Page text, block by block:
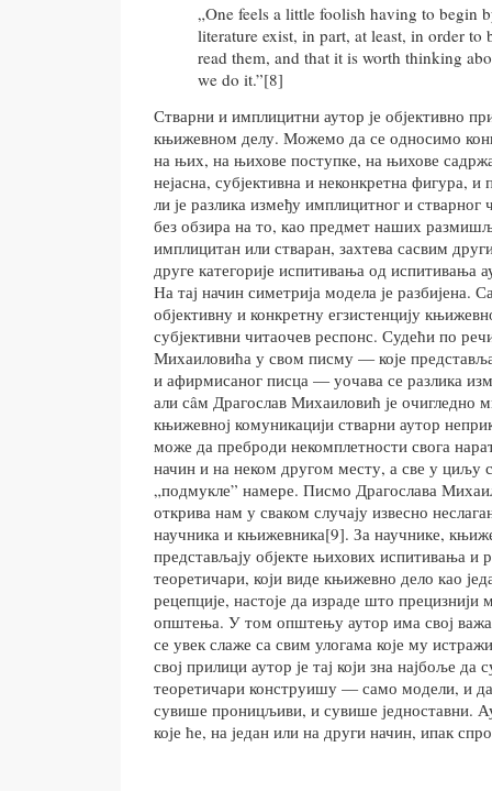
„One feels a little foolish having to begin
literature exist, in part, at least, in order to
read them, and that it is worth thinking
we do it.”[8]
Стварни и имплицитни аутор је објективно
књижевном делу. Можемо да се односимо
на њих, на њихове поступке, на њихове
нејасна, субјективна и неконкретна фигура,
ли је разлика између имплицитног и
без обзира на то, као предмет наших
имплицитан или стваран, захтева сасвим
друге категорије испитивања од испитивања
На тај начин симетрија модела је разбијена.
објективну и конкретну егзистенцију
субјективни читаочев респонс. Судећи по
Михаиловића у свом писму — које
и афирмисаног писца — уочава се разлика
али сâм Драгослав Михаиловић је очигледно
књижевној комуникацији стварни аутор
може да преброди некомплетности свога
начин и на неком другом месту, а све у циљу
„подмукле” намере. Писмо Драгослава
открива нам у сваком случају извесно
научника и књижевника[9]. За научнике,
представљају објекте њихових испитивања и
теоретичари, који виде књижевно дело као
рецепције, настоје да израде што
општења. У том општењу аутор има свој
се увек слаже са свим улогама које му
свој прилици аутор је тај који зна најбоље да
теоретичари конструишу — само модели, и
сувише проницљиви, и сувише једноставни.
које ће, на један или на други начин, ипак